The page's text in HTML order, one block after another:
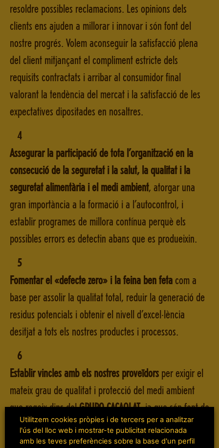
resoldre possibles reclamacions. Les opinions dels
clients ens ajuden a millorar i innovar i són font del
nostre progrés. Volem aconseguir la satisfacció plena
del client mitjançant el compliment estricte dels
requisits contractats i arribar al consumidor final
valorant la tendència del mercat i la satisfacció de les
expectatives dipositades en nosaltres.
4
Assegurar la participació de tota l’organització en la
consecució de la seguretat i la salut, la qualitat i la
seguretat alimentària i el medi ambient, atorgar una
gran importància a la formació i a l’autocontrol, i
establir programes de millora contínua perquè els
possibles errors es detectin abans que es produeixin.
5
Fomentar el «defecte zero» i la feina ben feta com a
base per assolir la qualitat total, reduir la generació de
residus potencials i obtenir el nivell d’excel·lència
desitjat a tots els nostres productes i processos.
6
Establir vincles amb els nostres proveïdors per exigir el
mateix grau de qualitat i protecció del medi ambient
que regeix dins delGRUPO CACAOLAT, ja que són font de
riquesa i afavoreixen el coneixement d’aquests
compromisos. I en relació amb la seguretat i la salut,
Utilitzem cookies pròpies i de tercers per a analitzar
l'ús del lloc web i mostrar-te publicitat relacionada
amb les teves preferències sobre la base d'un perfil